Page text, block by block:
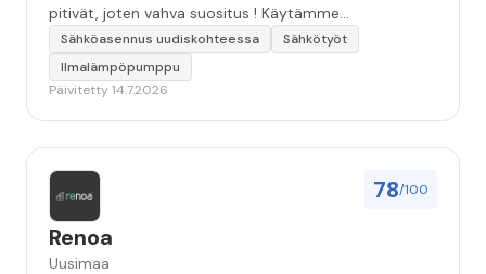
pitivät, joten vahva suositus ! Käytämme
seuraavallakin kerralla!”
Sähköasennus uudiskohteessa
Sähkötyöt
Ilmalämpöpumppu
Päivitetty 14.7.2026
78/100
Renoa
Uusimaa